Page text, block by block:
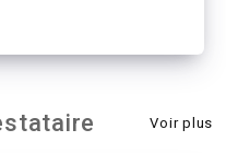
Voir plus